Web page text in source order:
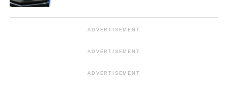
ADVERTISEMENT
ADVERTISEMENT
ADVERTISEMENT